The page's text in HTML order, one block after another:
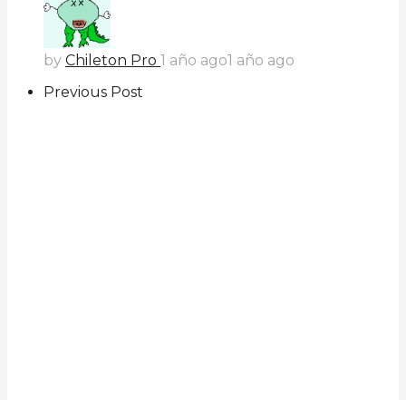
by Chileton Pro 1 año ago1 año ago
Previous Post